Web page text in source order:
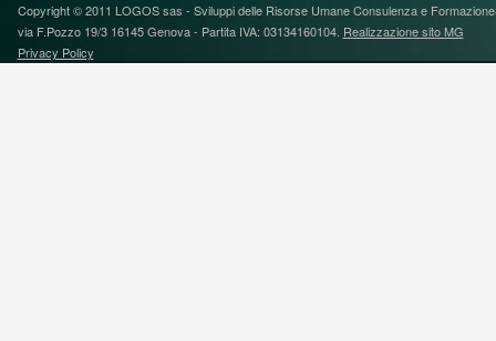
Copyright © 2011 LOGOS sas - Sviluppi delle Risorse Umane Consulenza e
via F.Pozzo 19/3 16145 Genova - Partita IVA: 03134160104. Realizzazione sito MG
Privacy Policy